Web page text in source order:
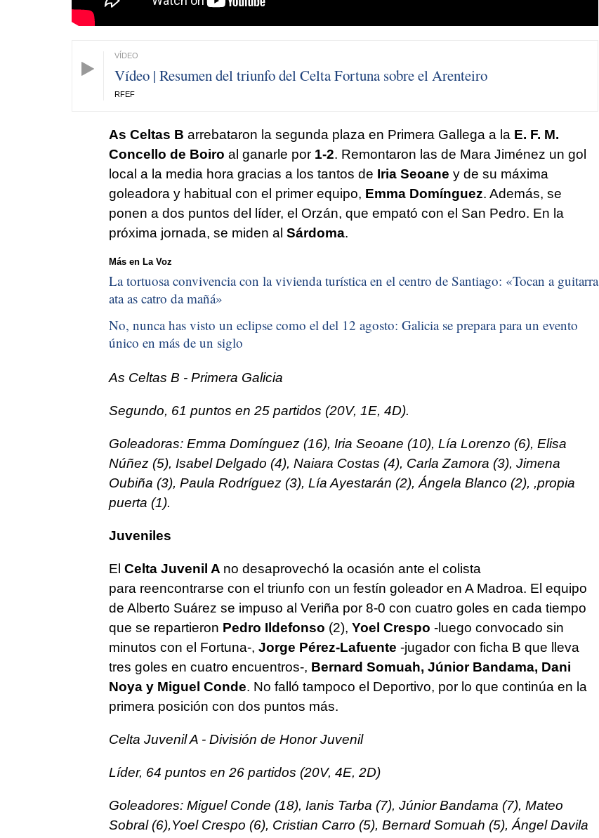
Vídeo | Resumen del triunfo del Celta Fortuna sobre el Arenteiro
RFEF
As Celtas B arrebataron la segunda plaza en Primera Gallega a la E. F. M.
Concello de Boiro al ganarle por1-2. Remontaron las de Mara Jiménez un gol
local a la media hora gracias a los tantos de Iria Seoane y de su máxima
goleadora y habitual con el primer equipo, Emma Domínguez. Además, se
ponen a dos puntos del líder, el Orzán, que empató con el San Pedro. En la
próxima jornada, se miden al Sárdoma.
Más en La Voz
La tortuosa convivencia con la vivienda turística en el centro de Santiago: «Tocan a guitarra
ata as catro da mañá»
No, nunca has visto un eclipse como el del 12 agosto: Galicia se prepara para un evento
único en más de un siglo
As Celtas B - Primera Galicia
Segundo, 61 puntos en 25 partidos (20V, 1E, 4D).
Goleadoras: Emma Domínguez (16), Iria Seoane (10), Lía Lorenzo (6), Elisa
Núñez (5), Isabel Delgado (4), Naiara Costas (4), Carla Zamora (3), Jimena
Oubiña (3), Paula Rodríguez (3), Lía Ayestarán (2), Ángela Blanco (2), ,propia
puerta (1).
Juveniles
El Celta Juvenil A no desaprovechó la ocasión ante el colista
para reencontrarse con el triunfo con un festín goleador en A Madroa. El equipo
de Alberto Suárez se impuso al Veriña por 8-0 con cuatro goles en cada tiempo
que se repartieron Pedro Ildefonso (2), Yoel Crespo -luego convocado sin
minutos con el Fortuna-, Jorge Pérez-Lafuente -jugador con ficha B que lleva
tres goles en cuatro encuentros-, Bernard Somuah, Júnior Bandama, Dani
Noya y Miguel Conde. No falló tampoco el Deportivo, por lo que continúa en la
primera posición con dos puntos más.
Celta Juvenil A - División de Honor Juvenil
Líder, 64 puntos en 26 partidos (20V, 4E, 2D)
Goleadores: Miguel Conde (18), Ianis Tarba (7), Júnior Bandama (7), Mateo
Sobral (6),Yoel Crespo (6), Cristian Carro (5), Bernard Somuah (5), Ángel Davila